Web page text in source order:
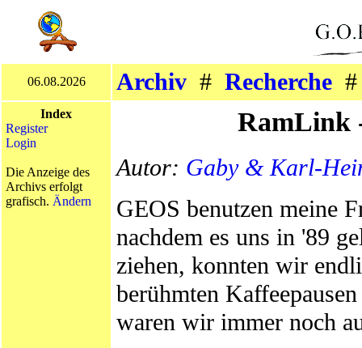
06.08.2026 Archiv # Recherche
Index
Register
Login
Die Anzeige des
Archivs erfolgt
grafisch. Ändern
RamLink
Autor: Gaby & Karl-
GEOS benutzen meine
nachdem es uns in '89
ziehen, konnten wir
berühmten
waren wir immer noch